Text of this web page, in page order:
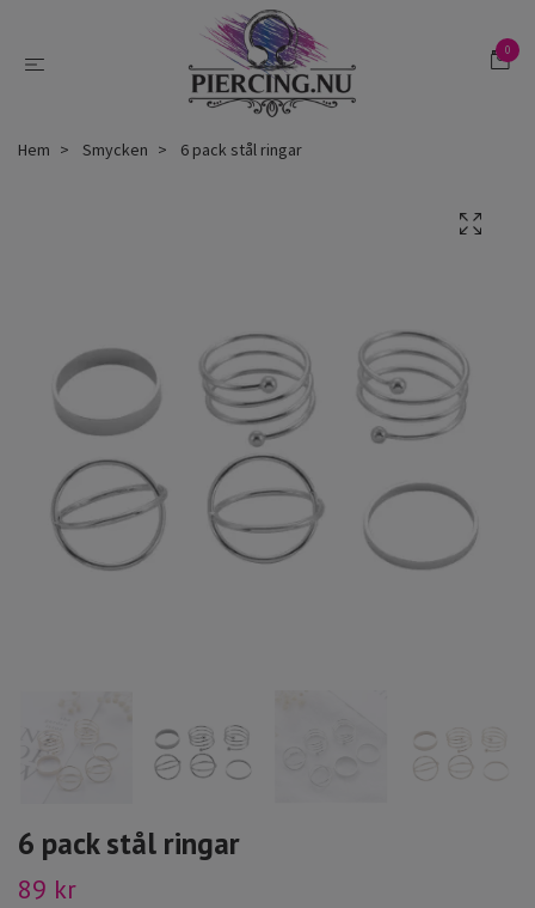
0
Hem Smycken 6 pack stål ringar
6 pack stål ringar
89 kr